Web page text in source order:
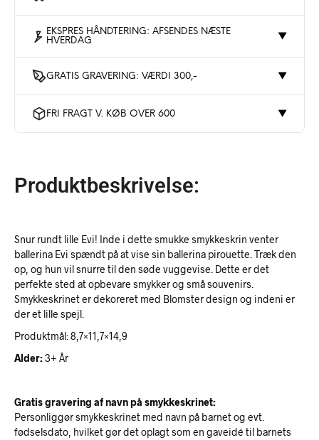
EKSPRES HÅNDTERING: AFSENDES NÆSTE
HVERDAG
▼
GRATIS GRAVERING: VÆRDI 300,- ▼
FRI FRAGT V. KØB OVER 600 ▼
Produktbeskrivelse:
Snur rundt lille Evi! Inde i dette smukke smykkeskrin venter
ballerina Evi spændt på at vise sin ballerina pirouette. Træk den
op, og hun vil snurre til den søde vuggevise. Dette er det
perfekte sted at opbevare smykker og små souvenirs.
Smykkeskrinet er dekoreret med Blomster design og indeni er
der et lille spejl.
Produktmål: 8,7×11,7×14,9
Alder:3+ År
Gratis gravering af navn på smykkeskrinet:
Personliggør smykkeskrinet med navn på barnet og evt.
fødselsdato, hvilket gør det oplagt som en gaveidé til barnets